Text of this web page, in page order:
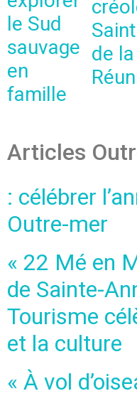
le Sud
sauvage
en
famille
de la
Articles
: célébrer
Outre-mer
« 22 Mé en
de Sainte-
Tourisme
et la culture
« À vol